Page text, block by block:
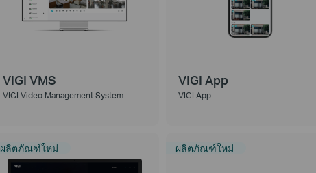
VIGI VMS
VIGI Video Management System
VIGI App
VIGI App
ผลิตภัณฑ์ใหม่ ผลิตภัณฑ์ใหม่